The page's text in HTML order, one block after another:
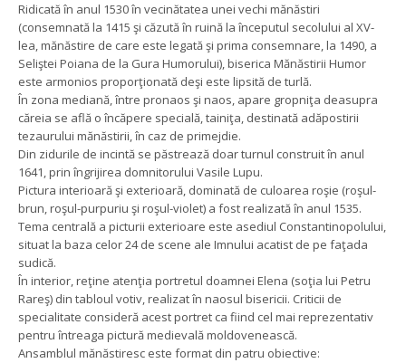
Ridicată în anul 1530 în vecinătatea unei vechi mănăstiri
(consemnată la 1415 şi căzută în ruină la începutul secolului al XV-
lea, mănăstire de care este legată şi prima consemnare, la 1490, a
Seliştei Poiana de la Gura Humorului), biserica Mănăstirii Humor
este armonios proporţionată deşi este lipsită de turlă.
În zona mediană, între pronaos şi naos, apare gropniţa deasupra
căreia se află o încăpere specială, tainiţa, destinată adăpostirii
tezaurului mănăstirii, în caz de primejdie.
Din zidurile de incintă se păstrează doar turnul construit în anul
1641, prin îngrijirea domnitorului Vasile Lupu.
Pictura interioară şi exterioară, dominată de culoarea roşie (roşul-
brun, roşul-purpuriu şi roşul-violet) a fost realizată în anul 1535.
Tema centrală a picturii exterioare este asediul Constantinopolului,
situat la baza celor 24 de scene ale Imnului acatist de pe faţada
sudică.
În interior, reţine atenţia portretul doamnei Elena (soţia lui Petru
Rareş) din tabloul votiv, realizat în naosul bisericii. Criticii de
specialitate consideră acest portret ca fiind cel mai reprezentativ
pentru întreaga pictură medievală moldovenească.
Ansamblul mănăstiresc este format din patru obiective: